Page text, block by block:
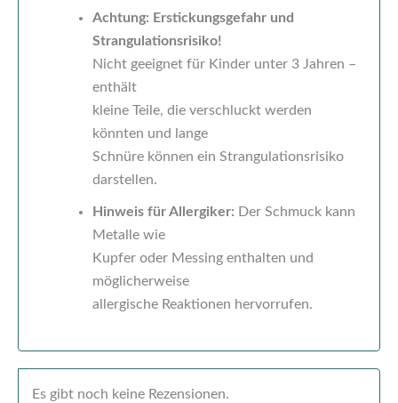
Achtung: Erstickungsgefahr und
Strangulationsrisiko!
Nicht geeignet für Kinder unter 3 Jahren –
enthält
kleine Teile, die verschluckt werden
könnten und lange
Schnüre können ein Strangulationsrisiko
darstellen.
Hinweis für Allergiker: Der Schmuck kann
Metalle wie
Kupfer oder Messing enthalten und
möglicherweise
allergische Reaktionen hervorrufen.
Es gibt noch keine Rezensionen.